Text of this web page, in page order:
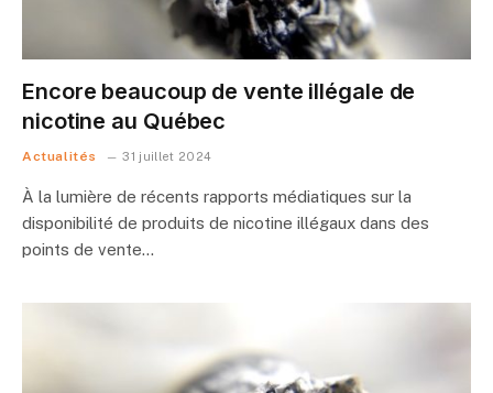
Encore beaucoup de vente illégale de
nicotine au Québec
Actualités 31 juillet 2024
À la lumière de récents rapports médiatiques sur la
disponibilité de produits de nicotine illégaux dans des
points de vente…